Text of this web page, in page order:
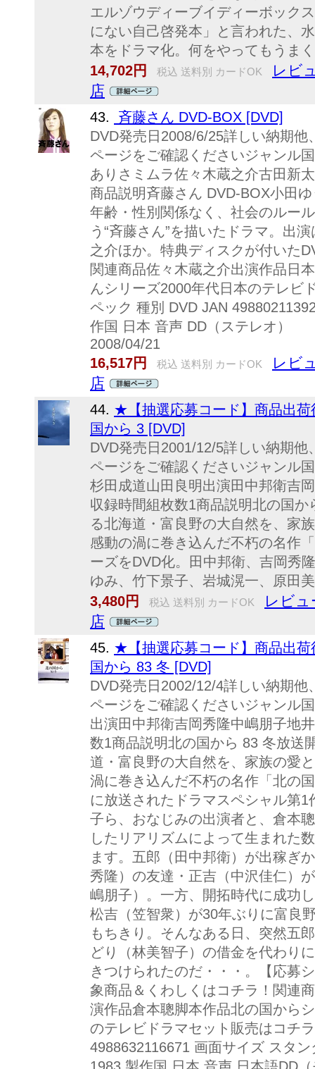
エルゾウディーブイディーボック
にない自己啓発本」と言われた、
本をドラマ化。何をやってもうま
14,702円
税込 送料別 カードOK
レビ
店
43.
斉藤さん DVD-BOX [DVD]
DVD発売日2008/6/25詳しい納期
ページをご確認くださいジャンル
ありさミムラ佐々木蔵之介古田新
商品説明斉藤さん DVD-BOX小田
年齢・性別関係なく、社会のルー
う“斉藤さん”を描いたドラマ。出
之介ほか。特典ディスクが付いた
関連商品佐々木蔵之介出演作品日
んシリーズ2000年代日本のテレビ
ペック 種別 DVD JAN
作国 日本 音声 DD（ステレオ
2008/04/21
16,517円
税込 送料別 カードOK
レビ
店
44. ★【抽選応募コード】商品出
国から 3 [DVD]
DVD発売日2001/12/5詳しい納期
ページをご確認くださいジャンル
杉田成道山田良明出演田中邦衛吉
収録時間組枚数1商品説明北の国
る北海道・富良野の大自然を、家
感動の渦に巻き込んだ不朽の名作
ーズをDVD化。田中邦衛、吉岡秀
ゆみ、竹下景子、岩城滉一、原田
3,480円
税込 送料別 カードOK
レビュ
店
45. ★【抽選応募コード】商品出
国から 83 冬 [DVD]
DVD発売日2002/12/4詳しい納期
ページをご確認くださいジャンル
出演田中邦衛吉岡秀隆中嶋朋子地
数1商品説明北の国から 83 冬放送
道・富良野の大自然を、家族の愛
渦に巻き込んだ不朽の名作「北の
に放送されたドラマスペシャル第
子ら、おなじみの出演者と、倉本
したリアリズムによって生まれた
ます。五郎（田中邦衛）が出稼ぎ
秀隆）の友達・正吉（中沢佳仁）
嶋朋子）。一方、開拓時代に成功
松吉（笠智衆）が30年ぶりに富良
もちきり。そんなある日、突然五
どり（林美智子）の借金を代わり
きつけられたのだ・・・。【応募
象商品＆くわしくはコチラ！関連
演作品倉本聰脚本作品北の国から
のテレビドラマセット販売はコチ
4988632116671 画面サイズ スタ